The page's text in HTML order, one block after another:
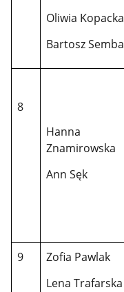
Oliwia Kopacka
Bartosz Semba
8
Hanna
Znamirowska
Ann Sęk
9
Zofia Pawlak
Lena Trafarska